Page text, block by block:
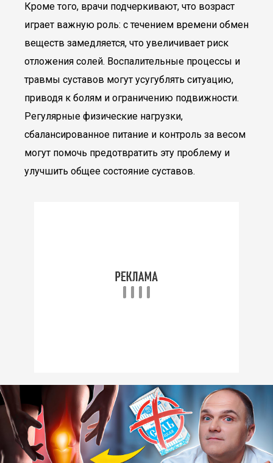
Кроме того, врачи подчеркивают, что возраст
играет важную роль: с течением времени обмен
веществ замедляется, что увеличивает риск
отложения солей. Воспалительные процессы и
травмы суставов могут усугублять ситуацию,
приводя к болям и ограничению подвижности.
Регулярные физические нагрузки,
сбалансированное питание и контроль за весом
могут помочь предотвратить эту проблему и
улучшить общее состояние суставов.